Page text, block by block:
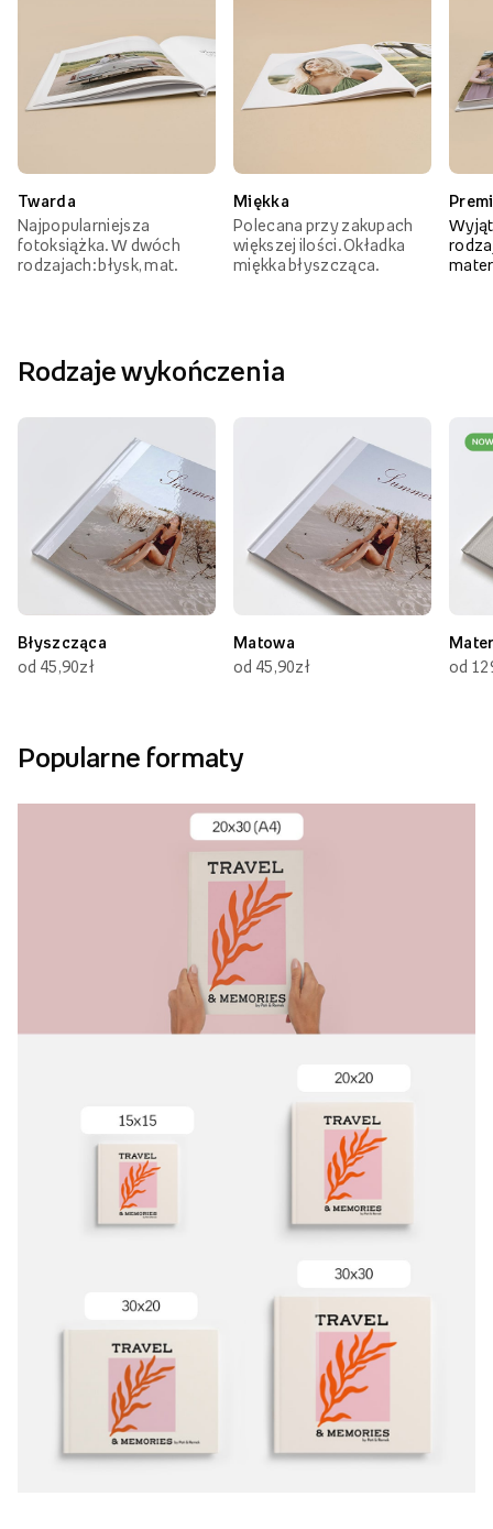
Twarda
Najpopularniejsza
fotoksiążka. W dwóch
rodzajach: błysk, mat.
Miękka
Polecana przy zakupach
większej ilości. Okładka
miękka błyszcząca.
Rodzaje wykończenia
Błyszcząca
od 45,90zł
Matowa
od 45,90zł
od
Popularne formaty